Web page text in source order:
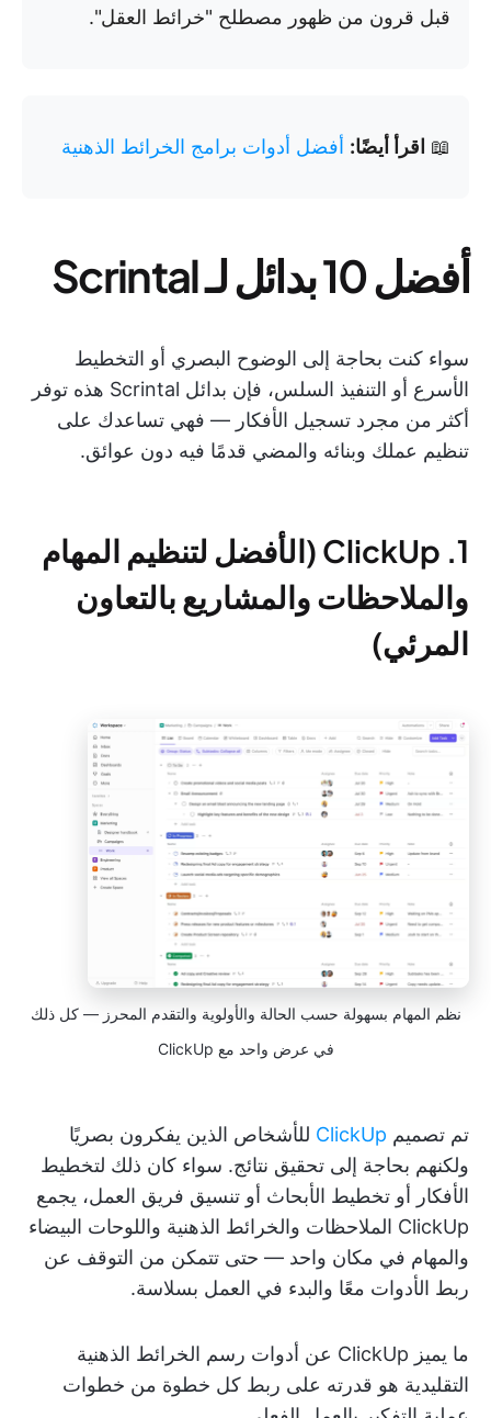
قبل قرون من ظهور مصطلح "خرائط العقل".
📖 اقرأ أيضًا: أفضل أدوات برامج الخرائط الذهنية
أفضل 10 بدائل لـ Scrintal
سواء كنت بحاجة إلى الوضوح البصري أو التخطيط
الأسرع أو التنفيذ السلس، فإن بدائل Scrintal هذه توفر
أكثر من مجرد تسجيل الأفكار — فهي تساعدك على
تنظيم عملك وبنائه والمضي قدمًا فيه دون عوائق.
1. ClickUp (الأفضل لتنظيم المهام
والملاحظات والمشاريع بالتعاون
المرئي)
نظم المهام بسهولة حسب الحالة والأولوية والتقدم المحرز — كل ذلك
في عرض واحد مع ClickUp
تم تصميم ClickUp للأشخاص الذين يفكرون بصريًا
ولكنهم بحاجة إلى تحقيق نتائج. سواء كان ذلك لتخطيط
الأفكار أو تخطيط الأبحاث أو تنسيق فريق العمل، يجمع
ClickUp الملاحظات والخرائط الذهنية واللوحات البيضاء
والمهام في مكان واحد — حتى تتمكن من التوقف عن
ربط الأدوات معًا والبدء في العمل بسلاسة.
ما يميز ClickUp عن أدوات رسم الخرائط الذهنية
التقليدية هو قدرته على ربط كل خطوة من خطوات